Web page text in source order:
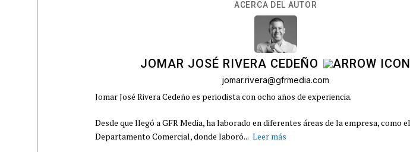
ACERCA DEL AUTOR
JOMAR JOSÉ RIVERA CEDEÑO
jomar.rivera@gfrmedia.com
Jomar José Rivera Cedeño es periodista con ocho años de experiencia.
Desde que llegó a GFR Media, ha laborado en diferentes áreas de la empresa, como el
Departamento Comercial, donde laboró... Leer más